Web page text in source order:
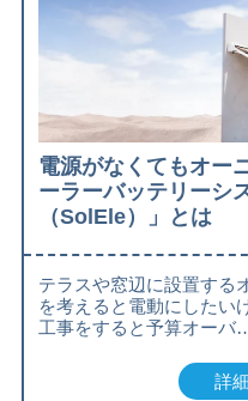
電源がなくてもオー
ーラーバッテリーシ
（SolEle）」とは
テラスや窓辺に設置する
を考えると電動にしたい
工事をすると予算オー
詳